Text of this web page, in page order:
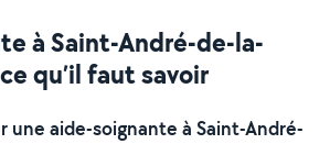
à Saint-André-de-la-
qu’il faut savoir
une aide-soignante à Saint-André-